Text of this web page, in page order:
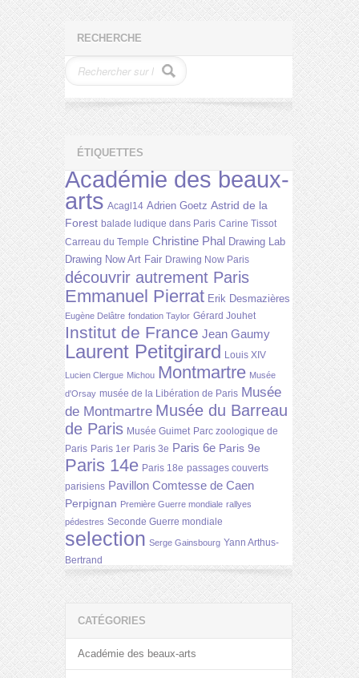
RECHERCHE
ÉTIQUETTES
Académie des beaux-
arts Acagl14 Adrien Goetz Astrid de la
Forest balade ludique dans Paris Carine Tissot
Carreau du Temple Christine Phal Drawing Lab
Drawing Now Art Fair Drawing Now Paris
découvrir autrement Paris
Emmanuel Pierrat Erik Desmazières
Eugène Delâtre fondation Taylor Gérard Jouhet
Institut de France Jean Gaumy
Laurent Petitgirard Louis XIV
Lucien Clergue Michou Montmartre Musée
d'Orsay musée de la Libération de Paris Musée
de Montmartre Musée du Barreau
de Paris Musée Guimet Parc zoologique de
Paris Paris 1er Paris 3e Paris 6e Paris 9e
Paris 14e Paris 18e passages couverts
parisiens Pavillon Comtesse de Caen
Perpignan Première Guerre mondiale rallyes
pédestres Seconde Guerre mondiale
selection Serge Gainsbourg Yann Arthus-
Bertrand
CATÉGORIES
Académie des beaux-arts